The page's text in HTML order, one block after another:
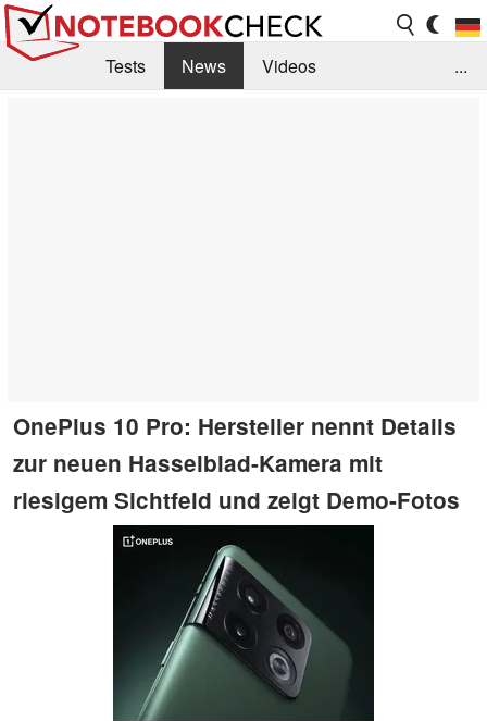
Tests News
Videos
...
OnePlus 10 Pro: Hersteller nennt Details
zur neuen Hasselblad-Kamera mit
riesigem Sichtfeld und zeigt Demo-Fotos